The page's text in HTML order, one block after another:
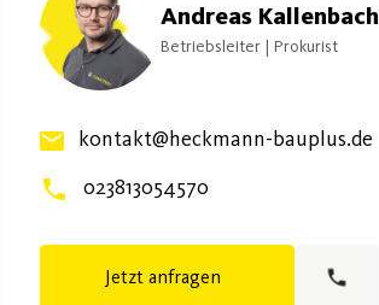
Andreas Kallenbach
Betriebsleiter | Prokurist
kontakt@heckmann-bauplus.de
023813054570
Jetzt anfragen